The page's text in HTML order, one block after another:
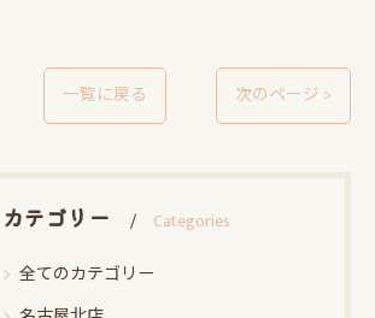
一覧に戻る 次のページ >
カテゴリー Categories
全てのカテゴリー